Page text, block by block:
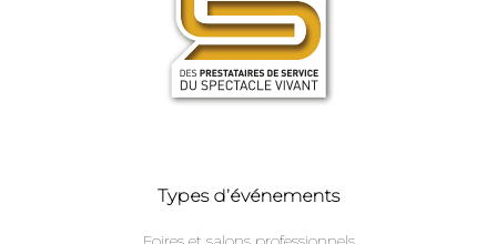
Types d’événements